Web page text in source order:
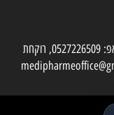
לייעוץ עם רוקח נא לחייג למס' 03-6560428 , וואטסאפ: 0527226509, רוקחת